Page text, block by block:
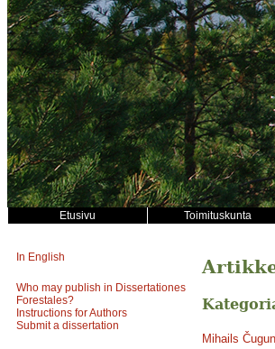
Etusivu Toimituskunta
In English
Who may publish in Dissertationes
Forestales?
Instructions for Authors
Submit a dissertation
Mihails